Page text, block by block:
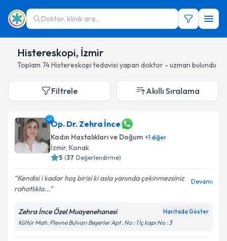
Doktor, klinik ara...
Histereskopi, İzmir
Toplam 74Histereskopi tedavisi yapan doktor - uzman bulundu
Filtrele Akıllı Sıralama
Op. Dr. Zehra İnce
Kadın Hastalıkları ve Doğum +1diğer
İzmir, Konak
5 (37 Değerlendirme)
Kendisi i kadar hoş birisi ki asla yanında çekinmezsiniz
rahatlıkla...
Devamı
Zehra İnce Özel Muayenehanesi Haritada Göster
Kültür Mah. Plevne Bulvarı Beşerler Apt . No : 1 İç kapı No : 3